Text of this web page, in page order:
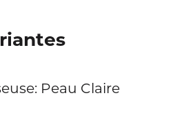
Peau Claire